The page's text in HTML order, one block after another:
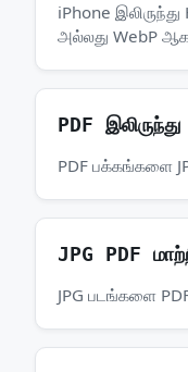
iPhone
அல்லது WebP ஆக
PDF
PDF பக்கங்களை
JPG PDF
JPG படங்களை